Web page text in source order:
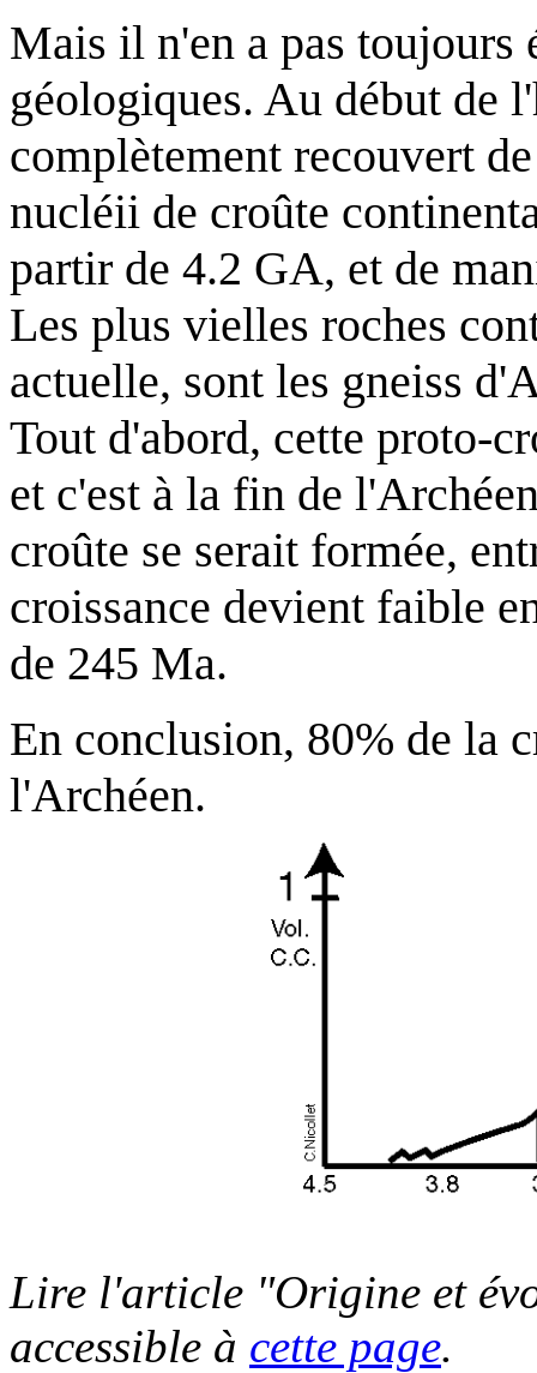
Mais il n'en a pas toujours
géologiques. Au début de
complètement recouvert
nucléii de croûte
partir de 4.2 GA, et de
Les plus vielles roches
actuelle, sont les gneiss
Tout d'abord, cette proto-
et c'est à la fin de
croûte se serait formée,
croissance devient faible
de 245 Ma.
En conclusion, 80% de la
l'Archéen.
Lire l'article "Origine et
accessible à cette page.